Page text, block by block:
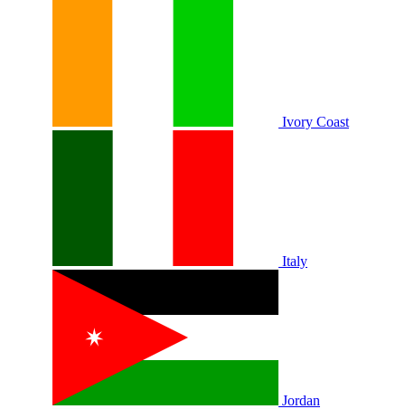
Ivory Coast
Italy
Jordan